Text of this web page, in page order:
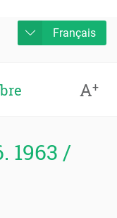
Français
A+
1963 /